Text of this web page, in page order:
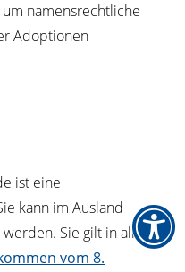
namensrechtliche
Adoptionen
ist eine
kann im Ausland
Sie gilt in allen
vom 8.